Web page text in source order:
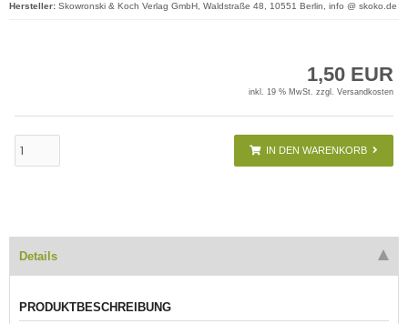
1,50 EUR
inkl. 19 % MwSt. zzgl. Versandkosten
IN DEN WARENKORB
Hersteller: Skowronski & Koch Verlag GmbH, Waldstraße 48, 10551 Berlin, info @ skoko.de
Details
PRODUKTBESCHREIBUNG